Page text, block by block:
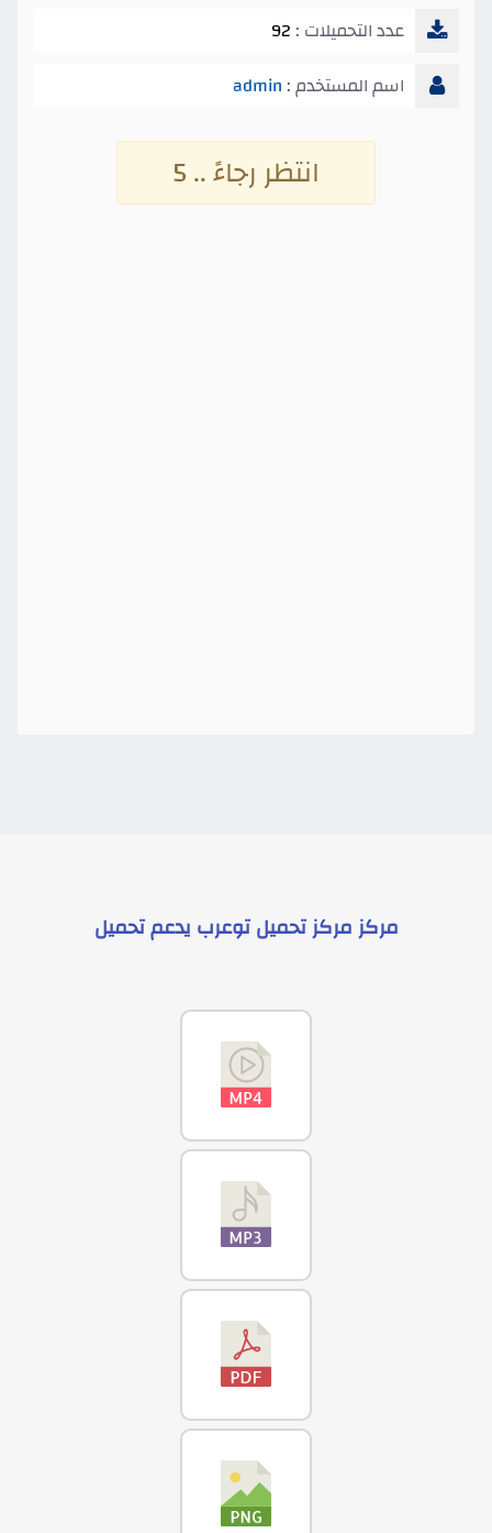
عدد التحميلات : 92
اسم المستخدم : admin
انتظر رجاءً .. 4
مركزمركز تحميل توعرب يدعمتحميل